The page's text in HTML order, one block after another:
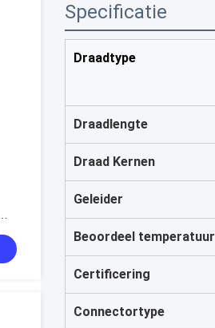
Specificatie
Draadtype
Draadlengte
Draad Kernen
Geleider
Beoordeel temperatuur
Certificering
Connectortype